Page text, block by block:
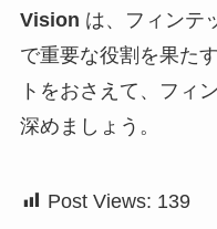
Vision は、フィンテ
で重要な役割を果た
トをおさえて、フィ
深めましょう。
Post Views: 139